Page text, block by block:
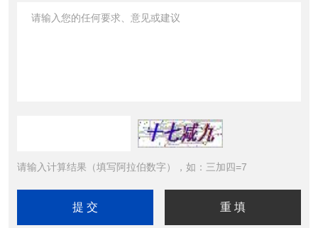
请输入计算结果（填写阿拉伯数字），如：三加四=7